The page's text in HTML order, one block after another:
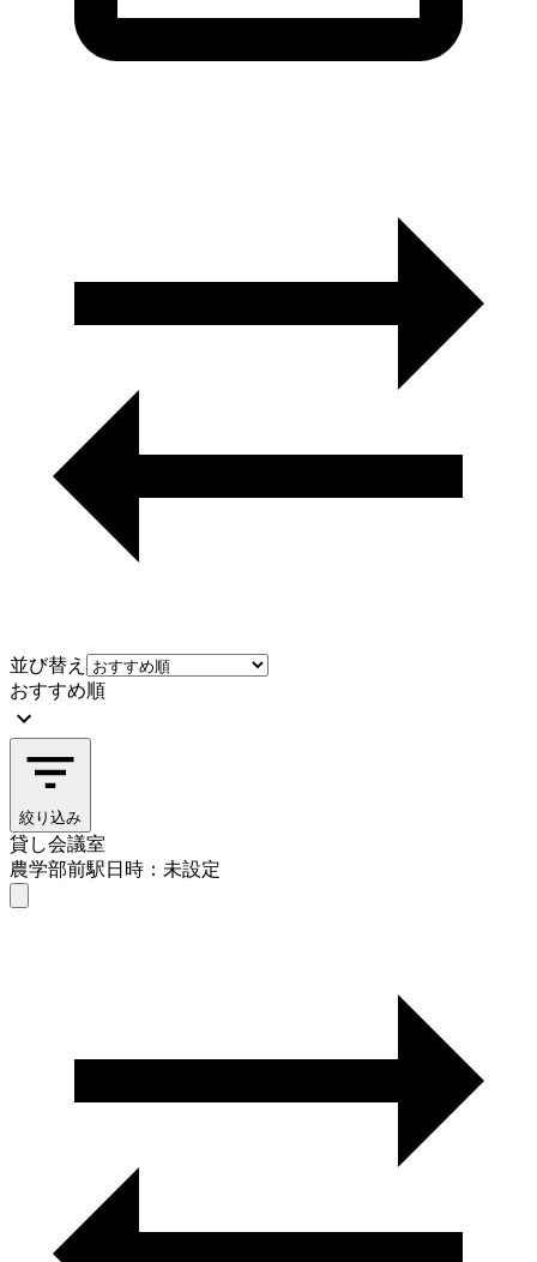
並び替え
おすすめ順
絞り込み
貸し会議室
農学部前駅日時：未設定